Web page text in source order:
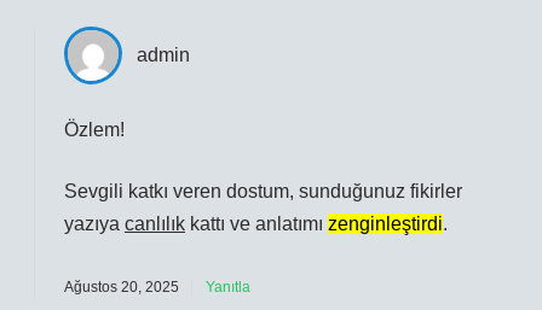
admin
Özlem!
Sevgili katkı veren dostum, sunduğunuz fikirler
yazıya canlılık kattı ve anlatımı zenginleştirdi.
Ağustos 20, 2025 Yanıtla